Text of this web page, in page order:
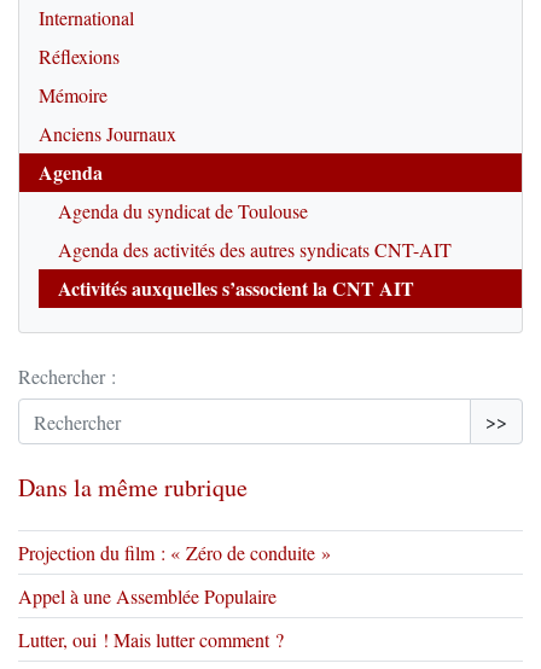
International
Réflexions
Mémoire
Anciens Journaux
Agenda
Agenda du syndicat de Toulouse
Agenda des activités des autres syndicats CNT-AIT
Activités auxquelles s’associent la CNT AIT
Rechercher :
>>
Dans la même rubrique
Projection du film : « Zéro de conduite »
Appel à une Assemblée Populaire
Lutter, oui ! Mais lutter comment ?